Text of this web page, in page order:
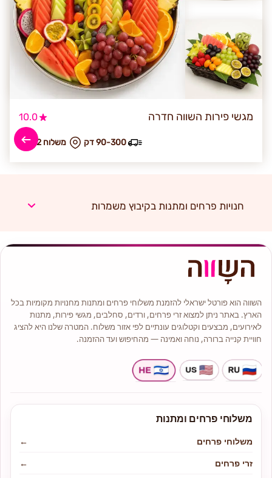
מגשי פירות השווה חדרה 10.0
₪ משלוח 42 90-300 דק
חנויות פרחים ומתנות בקיבוץ משמרות
השווה הוא פורטל ישראלי להזמנת משלוחי פרחים ומתנות מחנויות מקומיות בכל
הארץ. באתר ניתן למצוא זרי פרחים, ורדים, סחלבים, מגשי פירות, מתנות
לאירועים, מבצעים וקטלוגים עונתיים לפי אזור משלוח. המטרה שלנו היא להציג
חוויית קנייה ברורה, נוחה ואמינה — מהחיפוש ועד ההזמנה.
משלוחי פרחים ומתנות
משלוחי פרחים
←
זרי פרחים
←